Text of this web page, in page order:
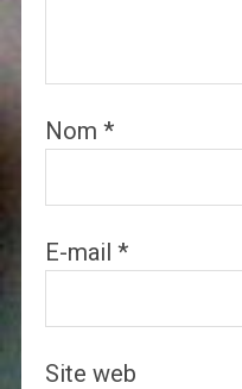
Nom *
E-mail *
Site web